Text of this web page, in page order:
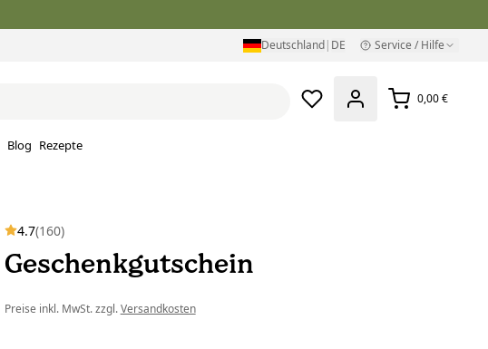
Deutschland| DE Service / Hilfe
0,00 €
Blog Rezepte
4.7(160)
Geschenkgutschein
Preise inkl. MwSt. zzgl.Versandkosten